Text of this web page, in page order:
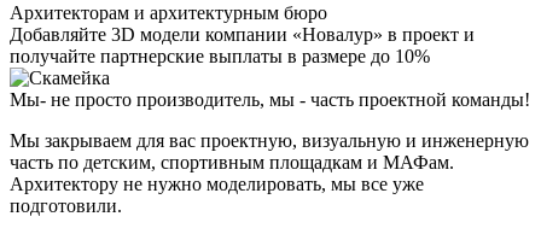
Архитекторам и архитектурным бюро
Добавляйте 3D модели компании «Новалур» в проект и
получайте партнерские выплаты в размере до 10%
Мы- не просто производитель, мы - часть проектной команды!
Мы закрываем для вас проектную, визуальную и инженерную
часть по детским, спортивным площадкам и МАФам.
Архитектору не нужно моделировать, мы все уже
подготовили.